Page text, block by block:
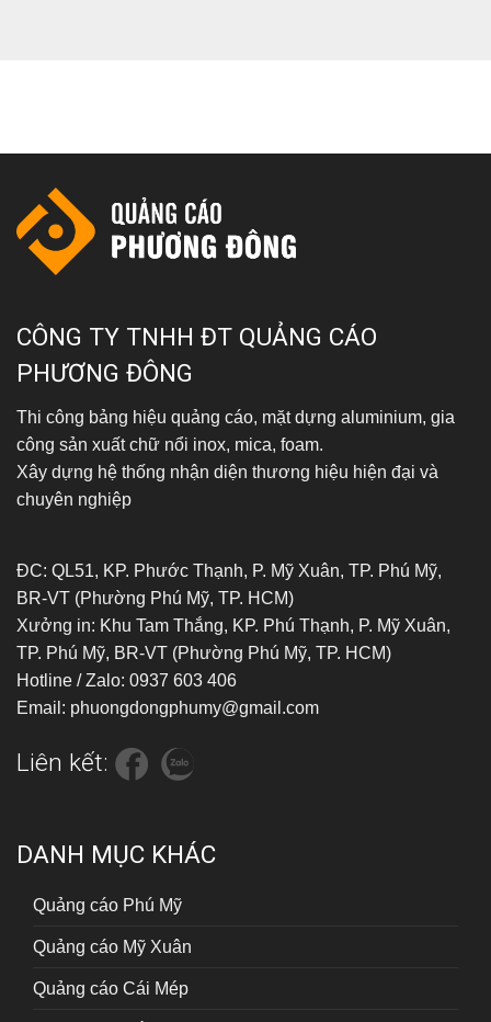
CÔNG TY TNHH ĐT QUẢNG CÁO
PHƯƠNG ĐÔNG
Thi công bảng hiệu quảng cáo, mặt dựng aluminium, gia
công sản xuất chữ nổi inox, mica, foam.
Xây dựng hệ thống nhận diện thương hiệu hiện đại và
chuyên nghiệp
ĐC: QL51, KP. Phước Thạnh, P. Mỹ Xuân, TP. Phú Mỹ,
BR-VT (Phường Phú Mỹ, TP. HCM)
Xưởng in: Khu Tam Thắng, KP. Phú Thạnh, P. Mỹ Xuân,
TP. Phú Mỹ, BR-VT (Phường Phú Mỹ, TP. HCM)
Hotline / Zalo: 0937 603 406
Email: phuongdongphumy@gmail.com
Liên kết:
DANH MỤC KHÁC
Quảng cáo Phú Mỹ
Quảng cáo Mỹ Xuân
Quảng cáo Cái Mép